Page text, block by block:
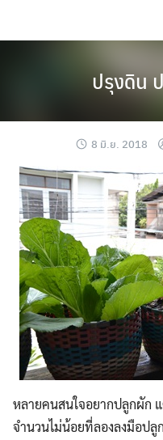
ปรุงดิน
8 มิ.ย. 2018
หลายคนสนใจอยากปลูกผัก
จำนวนไม่น้อยที่ลองลงมือปลู